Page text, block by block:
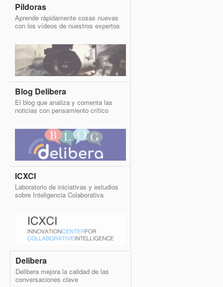
Píldoras
Aprende rápidamente cosas nuevas
con los vídeos de nuestros expertos
Blog Delibera
El blog que analiza y comenta las
noticias con pensamiento crítico
ICXCI
Laboratorio de iniciativas y estudios
sobre Inteligencia Colaborativa
Delibera
Delibera mejora la calidad de las
conversaciones clave